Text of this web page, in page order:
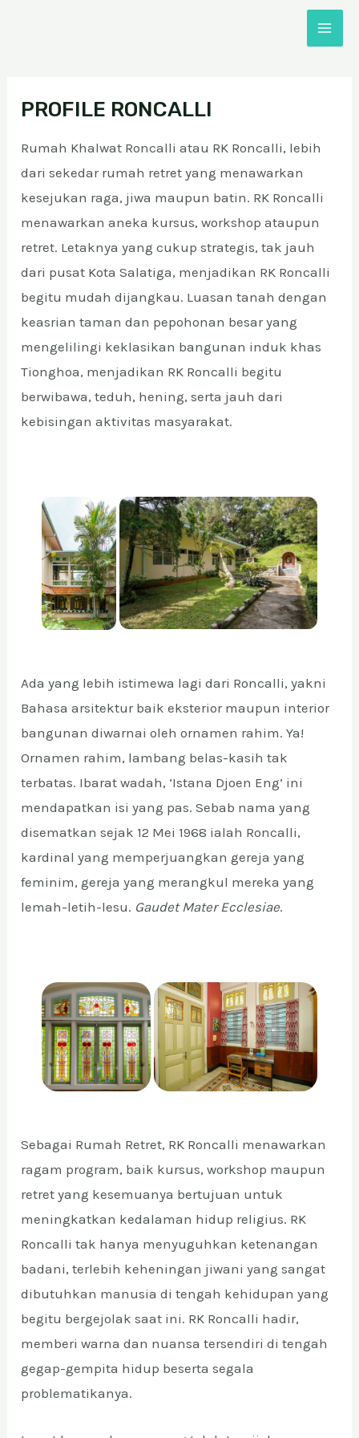
PROFILE RONCALLI
Rumah Khalwat Roncalli atau RK Roncalli, lebih
dari sekedar rumah retret yang menawarkan
kesejukan raga, jiwa maupun batin. RK Roncalli
menawarkan aneka kursus, workshop ataupun
retret. Letaknya yang cukup strategis, tak jauh
dari pusat Kota Salatiga, menjadikan RK Roncalli
begitu mudah dijangkau. Luasan tanah dengan
keasrian taman dan pepohonan besar yang
mengelilingi keklasikan bangunan induk khas
Tionghoa, menjadikan RK Roncalli begitu
berwibawa, teduh, hening, serta jauh dari
kebisingan aktivitas masyarakat.
Ada yang lebih istimewa lagi dari Roncalli, yakni
Bahasa arsitektur baik eksterior maupun interior
bangunan diwarnai oleh ornamen rahim. Ya!
Ornamen rahim, lambang belas-kasih tak
terbatas. Ibarat wadah, ‘Istana Djoen Eng’ ini
mendapatkan isi yang pas. Sebab nama yang
disematkan sejak 12 Mei 1968 ialah Roncalli,
kardinal yang memperjuangkan gereja yang
feminim, gereja yang merangkul mereka yang
lemah-letih-lesu. Gaudet Mater Ecclesiae.
Sebagai Rumah Retret, RK Roncalli menawarkan
ragam program, baik kursus, workshop maupun
retret yang kesemuanya bertujuan untuk
meningkatkan kedalaman hidup religius. RK
Roncalli tak hanya menyuguhkan ketenangan
badani, terlebih keheningan jiwani yang sangat
dibutuhkan manusia di tengah kehidupan yang
begitu bergejolak saat ini. RK Roncalli hadir,
memberi warna dan nuansa tersendiri di tengah
gegap-gempita hidup beserta segala
problematikanya.